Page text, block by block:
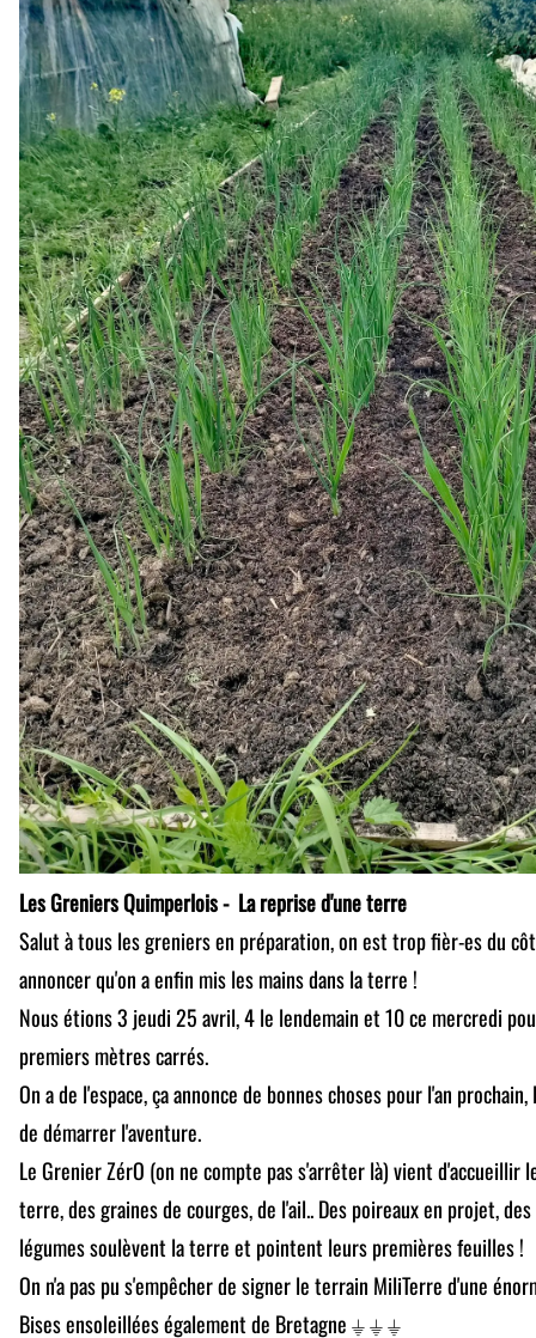
Les Greniers Quimperlois - La reprise d'une terre
Salut à tous les greniers en préparation, on est trop fièr-es du
annoncer qu'on a enfin mis les mains dans la terre !
Nous étions 3 jeudi 25 avril, 4 le lendemain et 10 ce mercredi
premiers mètres carrés.
On a de l'espace, ça annonce de bonnes choses pour l'an
de démarrer l'aventure.
Le Grenier ZérO (on ne compte pas s'arrêter là) vient d'accueillir
terre, des graines de courges, de l'ail.. Des poireaux en projet,
légumes soulèvent la terre et pointent leurs premières feuilles !
On n'a pas pu s'empêcher de signer le terrain MiliTerre d'une
Bises ensoleillées également de Bretagne ⏚ ⏚ ⏚